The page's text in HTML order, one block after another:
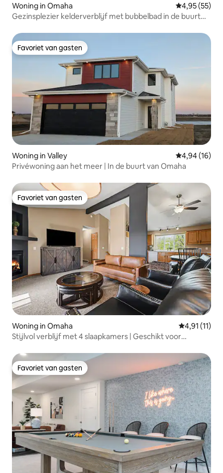
Woning in Omaha Gemiddelde
4,95 (55)
Gezinsplezier kelderverblijf met bubbelbad in de buurt
Favoriet van gasten
Favoriet van gasten
Woning in Valley Gemiddelde
4,94 (16)
Privéwoning aan het meer | In de buurt van Omaha
Favoriet van gasten
Favoriet van gasten
Woning in Omaha Gemiddelde
4,91 (11)
Stijlvol verblijf met 4 slaapkamers | Geschikt voor
Favoriet van gasten
Favoriet van gasten